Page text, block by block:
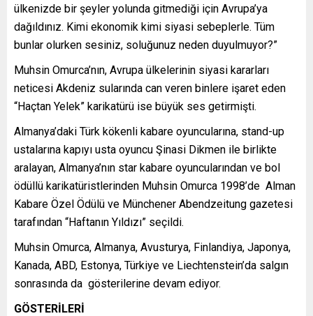
ülkenizde bir şeyler yolunda gitmediği için Avrupa’ya
dağıldınız. Kimi ekonomik kimi siyasi sebeplerle. Tüm
bunlar olurken sesiniz, soluğunuz neden duyulmuyor?”
Muhsin Omurca’nın, Avrupa ülkelerinin siyasi kararları
neticesi Akdeniz sularında can veren binlere işaret eden
“Haçtan Yelek” karikatürü ise büyük ses getirmişti.
Almanya’daki Türk kökenli kabare oyuncularına, stand-up
ustalarına kapıyı usta oyuncu Şinasi Dikmen ile birlikte
aralayan, Almanya’nın star kabare oyuncularından ve bol
ödüllü karikatüristlerinden Muhsin Omurca 1998’de Alman
Kabare Özel Ödülü ve Münchener Abendzeitung gazetesi
tarafından “Haftanın Yıldızı” seçildi.
Muhsin Omurca, Almanya, Avusturya, Finlandiya, Japonya,
Kanada, ABD, Estonya, Türkiye ve Liechtenstein’da salgın
sonrasında da gösterilerine devam ediyor.
GÖSTERİLERİ